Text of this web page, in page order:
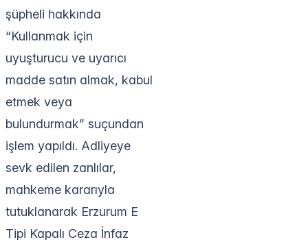
şüpheli hakkında
“Kullanmak için
uyuşturucu ve uyarıcı
madde satın almak, kabul
etmek veya
bulundurmak” suçundan
işlem yapıldı. Adliyeye
sevk edilen zanlılar,
mahkeme kararıyla
tutuklanarak Erzurum E
Tipi Kapalı Ceza İnfaz